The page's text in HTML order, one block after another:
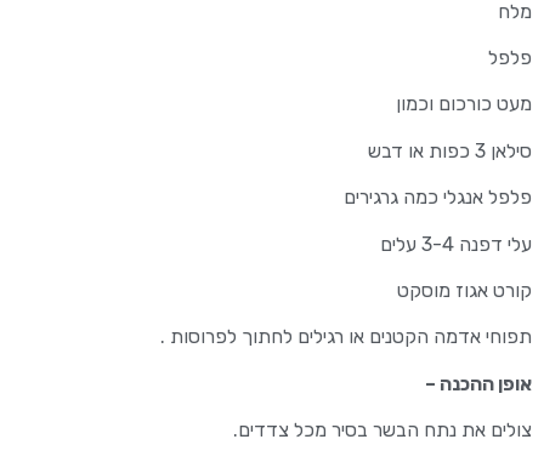
מלח
פלפל
מעט כורכום וכמון
סילאן 3 כפות או דבש
פלפל אנגלי כמה גרגירים
עלי דפנה 3-4 עלים
קורט אגוז מוסקט
תפוחי אדמה הקטנים או רגילים לחתוך לפרוסות .
אופן ההכנה –
צולים את נתח הבשר בסיר מכל צדדים.